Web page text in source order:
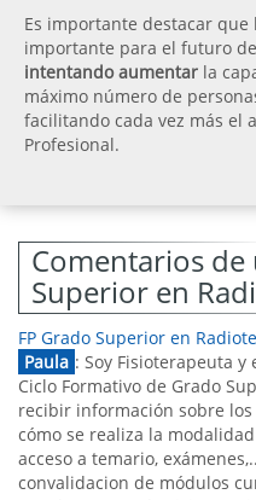
Es importante destacar que
importante para el futuro
intentando aumentar la
máximo número de
facilitando cada vez más el
Profesional.
Comentarios de
Superior en
FP Grado Superior en
Paula : Soy Fisioterapeuta
Ciclo Formativo de Grado
recibir información sobre
cómo se realiza la
acceso a temario,
convalidacion de módulos